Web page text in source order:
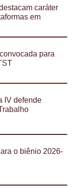
caráter
em
para
IV defende
o biênio 2026-